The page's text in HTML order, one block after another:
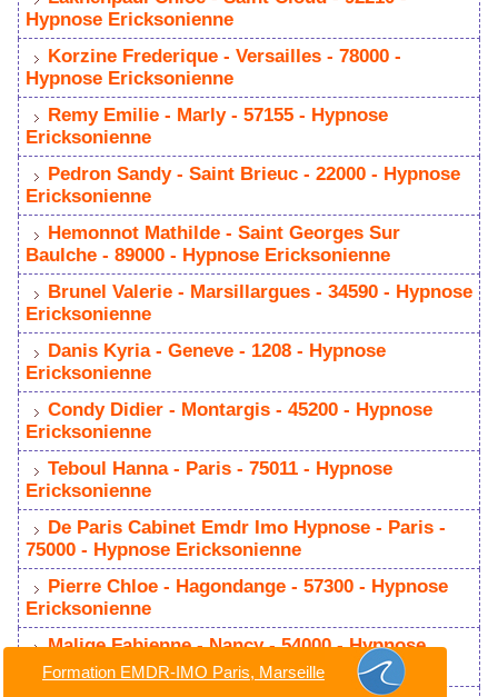
Hypnose Ericksonienne
Korzine Frederique - Versailles - 78000 -
Hypnose Ericksonienne
Remy Emilie - Marly - 57155 - Hypnose
Ericksonienne
Pedron Sandy - Saint Brieuc - 22000 - Hypnose
Ericksonienne
Hemonnot Mathilde - Saint Georges Sur
Baulche - 89000 - Hypnose Ericksonienne
Brunel Valerie - Marsillargues - 34590 - Hypnose
Ericksonienne
Danis Kyria - Geneve - 1208 - Hypnose
Ericksonienne
Condy Didier - Montargis - 45200 - Hypnose
Ericksonienne
Teboul Hanna - Paris - 75011 - Hypnose
Ericksonienne
De Paris Cabinet Emdr Imo Hypnose - Paris -
75000 - Hypnose Ericksonienne
Pierre Chloe - Hagondange - 57300 - Hypnose
Ericksonienne
Malige Fabienne - Nancy - 54000 - Hypnose
Ericksonienne
Formation EMDR-IMO Paris, Marseille